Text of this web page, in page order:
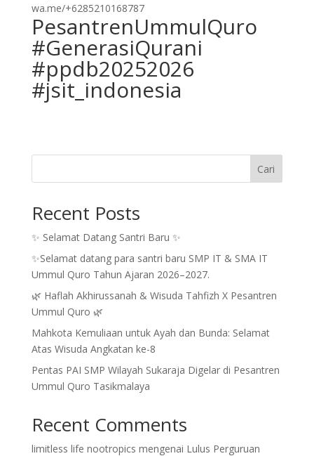
wa.me/+6285210168787
PesantrenUmmulQuro
#GenerasiQurani
#ppdb20252026
#jsit_indonesia
Cari
Recent Posts
✨ Selamat Datang Santri Baru ✨
✨Selamat datang para santri baru SMP IT & SMA IT
Ummul Quro Tahun Ajaran 2026–2027.
🌿 Haflah Akhirussanah & Wisuda Tahfizh X Pesantren
Ummul Quro 🌿
Mahkota Kemuliaan untuk Ayah dan Bunda: Selamat
Atas Wisuda Angkatan ke-8
Pentas PAI SMP Wilayah Sukaraja Digelar di Pesantren
Ummul Quro Tasikmalaya
Recent Comments
limitless life nootropics mengenai Lulus Perguruan